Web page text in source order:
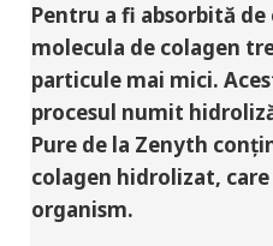
Pentru a fi absorbită
molecula de colagen
particule mai mici.
procesul numit
Pure de la Zenyth
colagen hidrolizat,
organism.